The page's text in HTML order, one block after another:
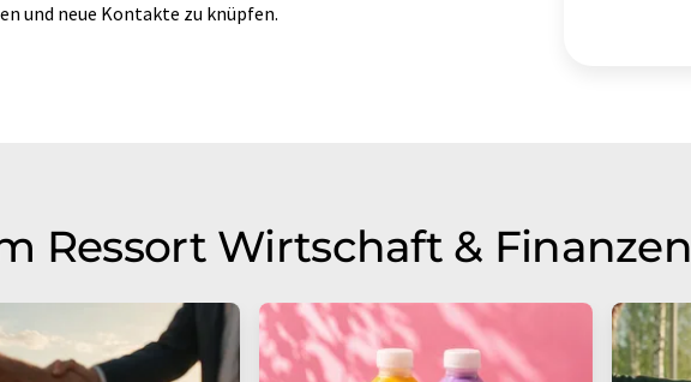
und neue Kontakte zu knüpfen.
Ressort Wirtschaft & Finanzen